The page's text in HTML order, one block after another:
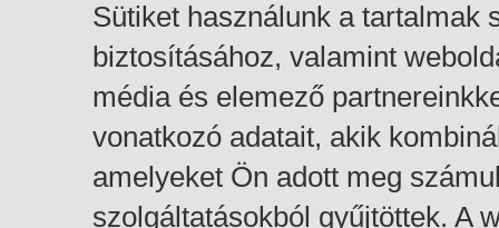
Sütiket használunk a tartalmak
biztosításához, valamint
média és elemező
vonatkozó adatait, akik
amelyeket Ön adott meg
szolgáltatásokból gyűjtöttek. A